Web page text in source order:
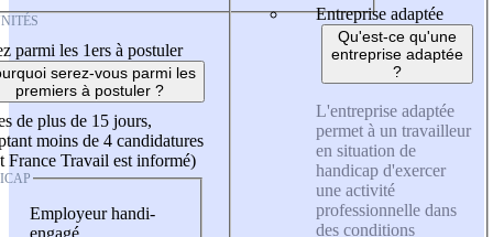
parmi les 1ers à postuler
serez-vous parmi les
premiers à postuler ?
de plus de 15 jours,
moins de 4 candidatures
France Travail est informé)
Employeur handi-
Entreprise adaptée
Qu'est-ce qu'une
entreprise adaptée
?
L'entreprise adaptée
permet à un travailleur
en situation de
handicap d'exercer
une activité
professionnelle dans
des conditions